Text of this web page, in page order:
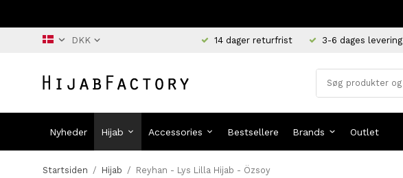
14 dager returfrist 3-6 dages levering
Nyheder Hijab Accessories Bestsellere Brands Outlet
Startsiden / Hijab / Reyhan - Lys Lilla Hijab - Özsoy